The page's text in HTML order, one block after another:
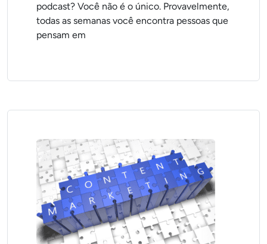
podcast? Você não é o único. Provavelmente,
todas as semanas você encontra pessoas que
pensam em